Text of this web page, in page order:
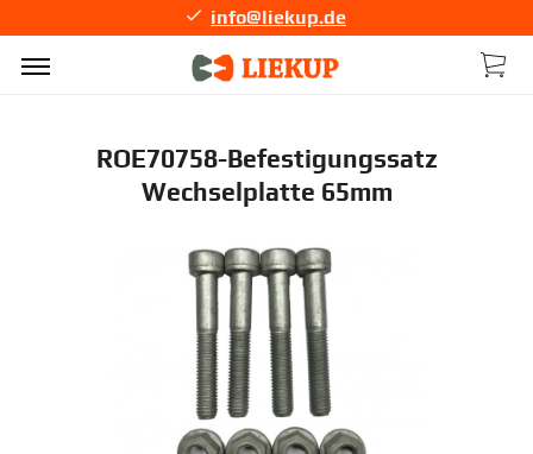
info@liekup.de
ROE70758-Befestigungssatz
Wechselplatte 65mm